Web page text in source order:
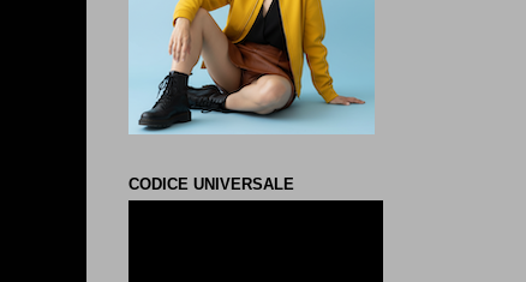
CODICE UNIVERSALE